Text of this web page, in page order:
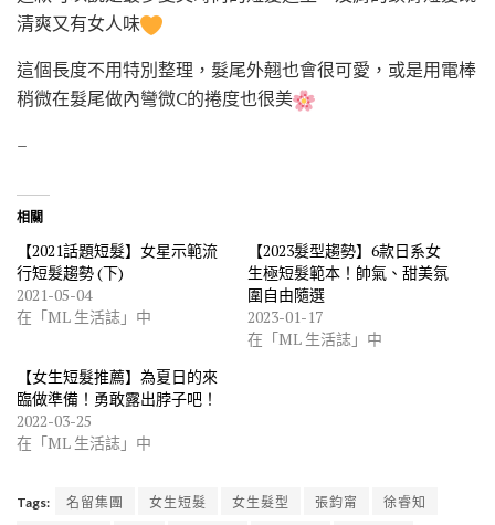
清爽又有女人味
這個長度不用特別整理，髮尾外翹也會很可愛，或是用電棒
稍微在髮尾做內彎微C的捲度也很美
–
相關
【2021話題短髮】女星示範流
行短髮趨勢 (下)
2021-05-04
在「ML 生活誌」中
【2023髮型趨勢】6款日系女
生極短髮範本！帥氣、甜美氛
圍自由隨選
2023-01-17
在「ML 生活誌」中
【女生短髮推薦】為夏日的來
臨做準備！勇敢露出脖子吧！
2022-03-25
在「ML 生活誌」中
Tags: 名留集團 女生短髮 女生髮型 張鈞甯
徐睿知